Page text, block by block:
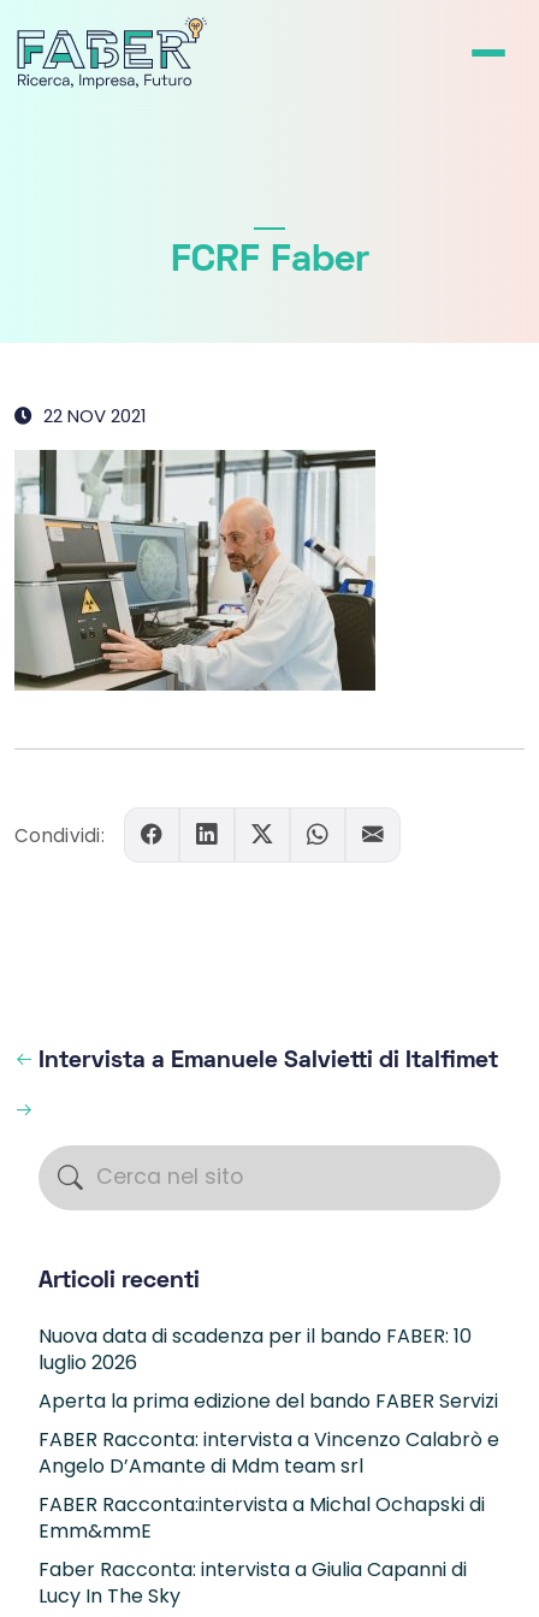
FCRF Faber
22 NOV 2021
Condividi:
Intervista a Emanuele Salvietti di Italfimet
Articoli recenti
Nuova data di scadenza per il bando FABER: 10
luglio 2026
Aperta la prima edizione del bando FABER Servizi
FABER Racconta: intervista a Vincenzo Calabrò e
Angelo D’Amante di Mdm team srl
FABER Racconta:intervista a Michal Ochapski di
Emm&mmE
Faber Racconta: intervista a Giulia Capanni di
Lucy In The Sky